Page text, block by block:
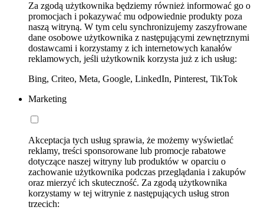
Za zgodą użytkownika będziemy również informować go o
promocjach i pokazywać mu odpowiednie produkty poza
naszą witryną. W tym celu synchronizujemy zaszyfrowane
dane osobowe użytkownika z następującymi zewnętrznymi
dostawcami i korzystamy z ich internetowych kanałów
reklamowych, jeśli użytkownik korzysta już z ich usług:
Bing, Criteo, Meta, Google, LinkedIn, Pinterest, TikTok
Marketing
Akceptacja tych usług sprawia, że możemy wyświetlać
reklamy, treści sponsorowane lub promocje rabatowe
dotyczące naszej witryny lub produktów w oparciu o
zachowanie użytkownika podczas przeglądania i zakupów
oraz mierzyć ich skuteczność. Za zgodą użytkownika
korzystamy w tej witrynie z następujących usług stron
trzecich: